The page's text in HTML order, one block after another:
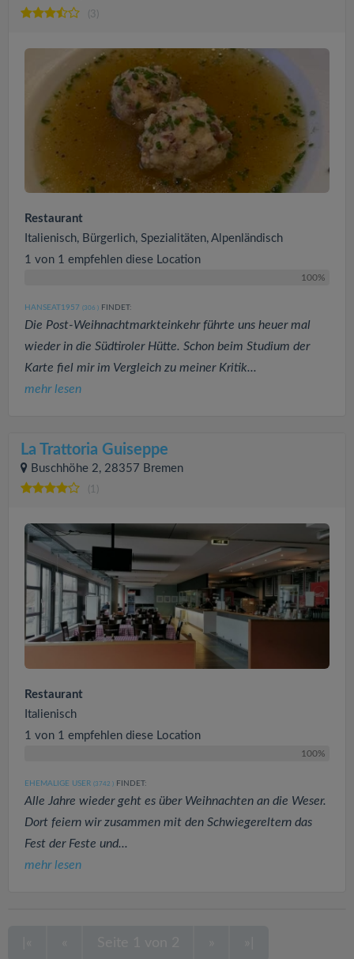
(3)
Restaurant
Italienisch, Bürgerlich, Spezialitäten, Alpenländisch
1 von 1 empfehlen diese Location
100%
HANSEAT1957 (306 ) FINDET:
Die Post-Weihnachtmarkteinkehr führte uns heuer mal
wieder in die Südtiroler Hütte. Schon beim Studium der
Karte fiel mir im Vergleich zu meiner Kritik...
mehr lesen
La Trattoria Guiseppe
Buschhöhe 2, 28357 Bremen
Restaurant
Italienisch
1 von 1 empfehlen diese Location
100%
EHEMALIGE USER (3742 ) FINDET:
Alle Jahre wieder geht es über Weihnachten an die Weser.
Dort feiern wir zusammen mit den Schwiegereltern das
Fest der Feste und...
mehr lesen